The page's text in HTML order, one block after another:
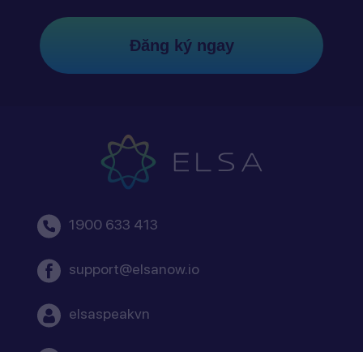
Đăng ký ngay
1900 633 413
support@elsanow.io
elsaspeakvn